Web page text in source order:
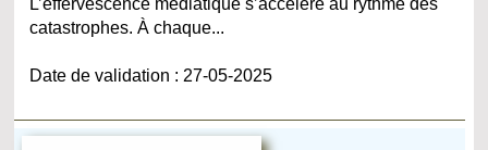
catastrophes. À chaque...
Date de validation : 27-05-2025